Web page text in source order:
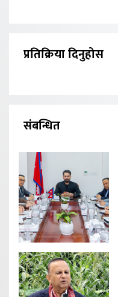
प्रतिक्रिया दिनुहोस
संबन्धित